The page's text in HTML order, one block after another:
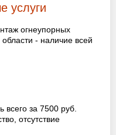
услуги
огнеупорных
- наличие всей
всего за 7500 руб.
отсутствие